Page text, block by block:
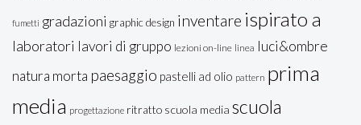
fumetti gradazioni graphic design inventare ispirato a
laboratori lavori di gruppo lezioni on-line linea luci&ombre
natura morta paesaggio pastelli ad olio pattern prima
media progettazione ritratto scuola media scuola